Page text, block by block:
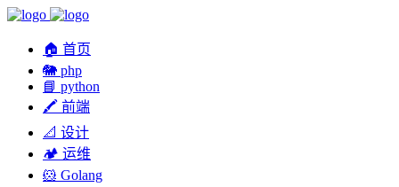
🏠 首页
🐘 php
📘 python
🖍 前端
📐 设计
🏕︎ 运维
🐹 Golang